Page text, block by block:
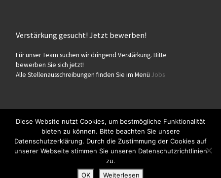
Verstärkung gesucht! Jetzt bewerben!
Für unser Team suchen wir dringend Verstärkung. Bitte
bewerben Sie sich jetzt!
Alle Stellenausschreibungen finden Sie im Menü Jobs
© 2026Konditorei Süßes Leben– Alle Rechte vorbehalten
Präsentiert von WP – Entworfen mit demCustomizr-Theme
Diese Website nutzt Cookies, um bestmögliche Funktionalität
bieten zu können. Bitte beachten Sie unsere
Datenschutzerklärung. Durch die Zustimmung der Cookies auf
unserer Webseite stimmen Sie unseren Datenschutzrichtlinien
zu.
OK
Weiterlesen